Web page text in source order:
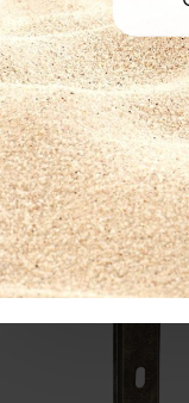
2041-06 με Ροζέτα